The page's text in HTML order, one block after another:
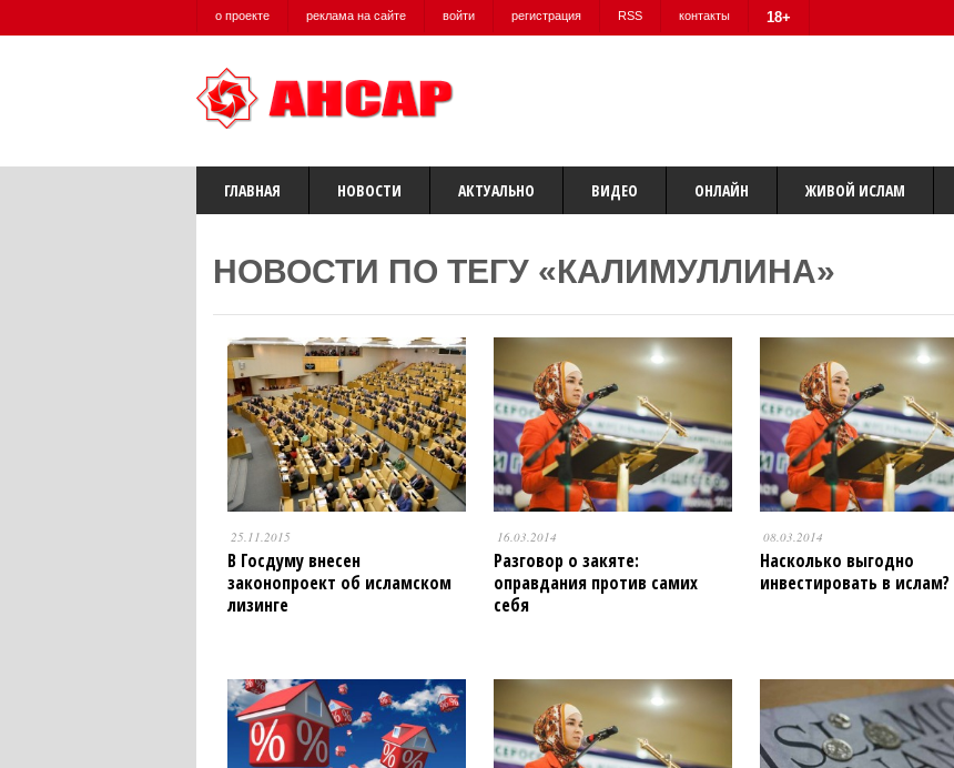
о проекте реклама на сайте войти регистрация RSS контакты 18+
ГЛАВНАЯ НОВОСТИ АКТУАЛЬНО ВИДЕО ОНЛАЙН ЖИВОЙ ИСЛАМ
НОВОСТИ ПО ТЕГУ «КАЛИМУЛЛИНА»
25.11.2015
В Госдуму внесен
законопроект об исламском
лизинге
16.03.2014
Разговор о закяте:
оправдания против самих
себя
08.03.2014
Насколько выгодно
инвестировать в ислам?